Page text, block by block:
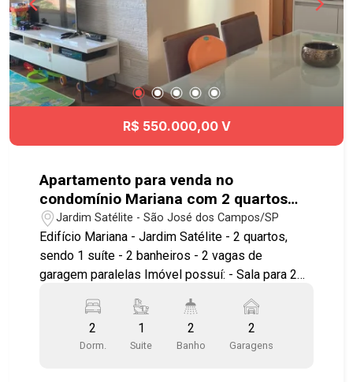
sobreposta nos dormitórios - Fechadura Digital
Lazer com piscina e salão de festa. Ótima
localização no Jardim Satélite, próximo ao Vale
Sul Shopping, supermercados como Tenda
Atacado e Atacadão. Fácil acesso às Avenidas
Andrômeda e Cidade Jardim, ao Anel Viário, à
Rodovia Presidente Dutra e à Rodovia dos
Tamoios, proporcionando deslocamento rápido
visita!! #imobiliaria #geraçãoimóveis
#aptovenda #aptovendaSJC #JardmSatélite
#aceitapet #elevador
R$ 550.000,00 V
Apartamento para venda no
condomínio Mariana com 2 quartos
sendo 1 suíte - 65 m² - No bairro
Jardim Satélite - SJC
Jardim Satélite - São José dos Campos/SP
Edifício Mariana - Jardim Satélite - 2 quartos,
sendo 1 suíte - 2 banheiros - 2 vagas de
garagem paralelas Imóvel possuí: - Sala para 2
Armários planejados - Área de serviço - Sol da
Churrasqueira - Piscina - Academia - Playground
2
Dorm.
1
Suite
2
Banho
2
Garagens